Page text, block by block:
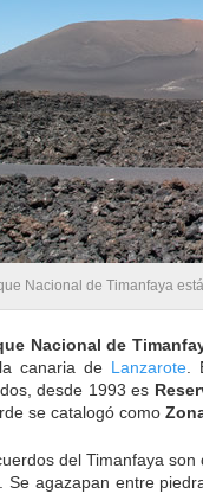
Nacional de Timanfaya
Nacional de
canaria de Lanzarote
desde 1993 es
se catalogó como
del Timanfaya
Se agazapan entre